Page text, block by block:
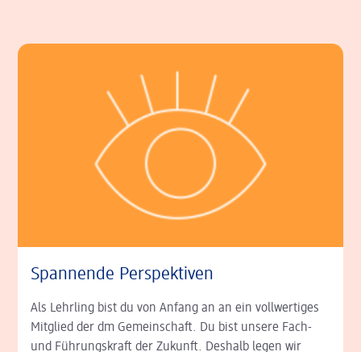
Spannende Perspektiven
Als Lehrling bist du von Anfang an an ein vollwertiges
Mitglied der dm Gemeinschaft. Du bist unsere Fach-
und Führungskraft der Zukunft. Deshalb legen wir